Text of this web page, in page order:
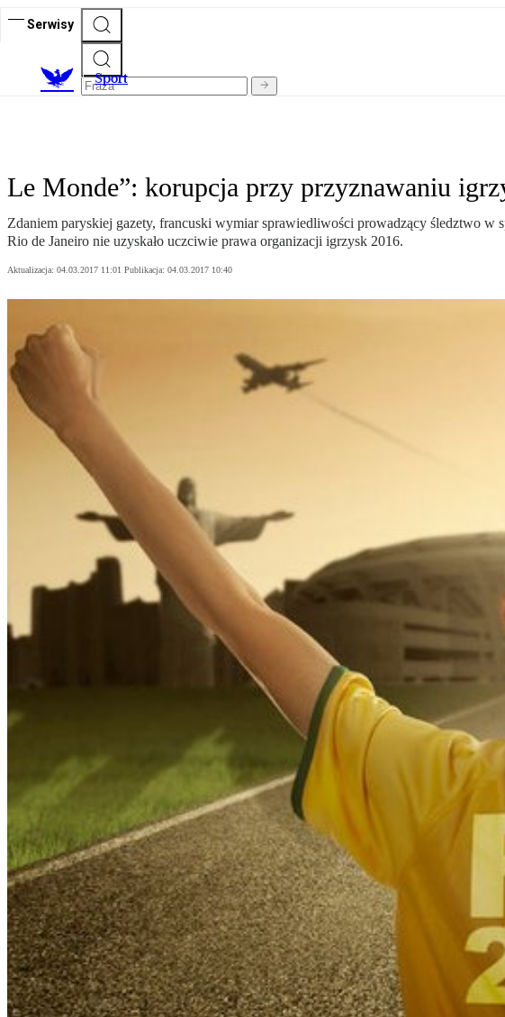
Serwisy
Sport
Le Monde”: korupcja przy przyznawaniu
Zdaniem paryskiej gazety, francuski wymiar sprawiedliwości prowadzący śledztwo
Rio de Janeiro nie uzyskało uczciwie prawa organizacji igrzysk 2016.
Aktualizacja: 04.03.2017 11:01 Publikacja: 04.03.2017 10:40